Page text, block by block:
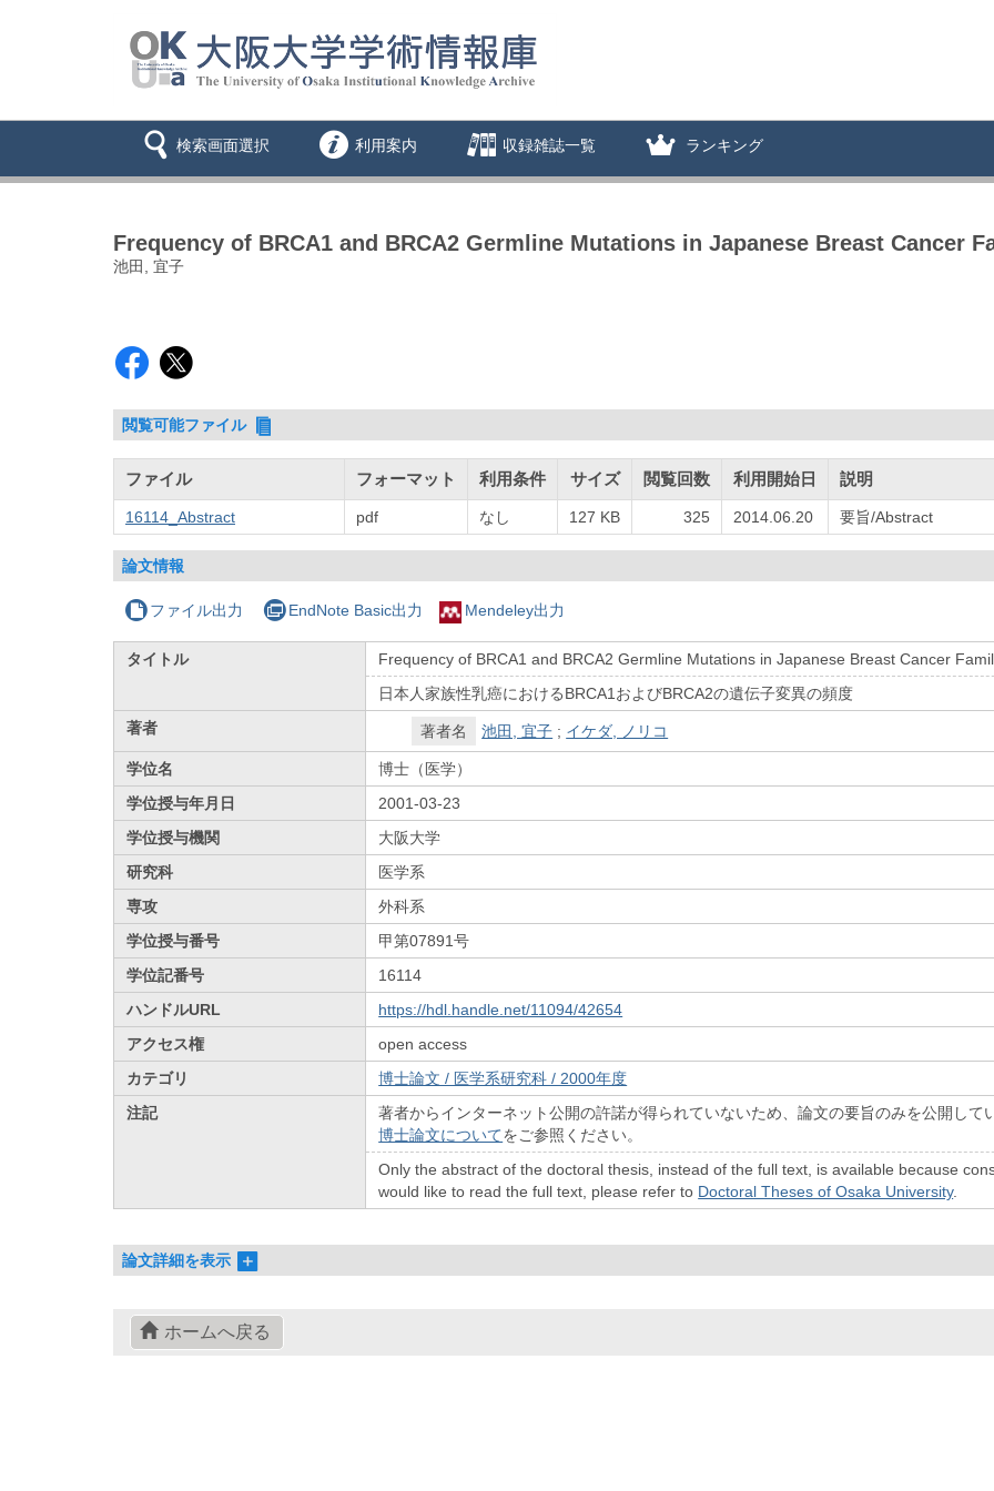
検索画面選択 利用案内 収録雑誌一覧 ランキング
Frequency of BRCA1 and BRCA2 Germline Mutations in Japanese Breast Cancer
池田, 宜子
閲覧可能ファイル
ファイル フォーマット 利用条件 サイズ 閲覧回数 利用開始日 説明
16114_Abstract pdf なし 127 KB 325 2014.06.20 要旨/Abstract
論文情報
ファイル出力 EndNote Basic出力 Mendeley出力
タイトル
Frequency of BRCA1 and BRCA2 Germline Mutations in Japanese Breast Cancer
日本人家族性乳癌におけるBRCA1およびBRCA2の遺伝子変異の頻度
著者
著者名 池田, 宜子 ; イケダ, ノリコ
学位名
博士（医学）
学位授与年月日
2001-03-23
学位授与機関
大阪大学
研究科
医学系
専攻
外科系
学位授与番号
甲第07891号
学位記番号
16114
ハンドルURL
https://hdl.handle.net/11094/42654
アクセス権
open access
カテゴリ
博士論文 / 医学系研究科 / 2000年度
注記
著者からインターネット公開の許諾が得られていないため、論文の要旨のみを公開し
博士論文についてをご参照ください。
Only the abstract of the doctoral thesis, instead of the full text, is available because
would like to read the full text, please refer to Doctoral Theses of Osaka University.
論文詳細を表示
ホームへ戻る